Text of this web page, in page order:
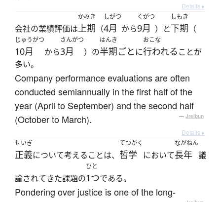
Details ▸
会社の業績評価は
かみき
上期 （
しがつ
4月 から
くがつ
9月 ）と
しもき
下期 （
じゅうがつ
10月 から
さんがつ
3月 ）の
はんき
半期ごとに
おこな
行われることが
多い。
Company performance evaluations are often
conducted semiannually in the first half of the
year (April to September) and the second half
(October to March).
— Jreibun
Details ▸
せいぎ
正義について考えることは、
てつがく
哲学 において
ながねん
長年 議
論されてきた課題の
ひと
1つである。
Pondering over justice is one of the long-